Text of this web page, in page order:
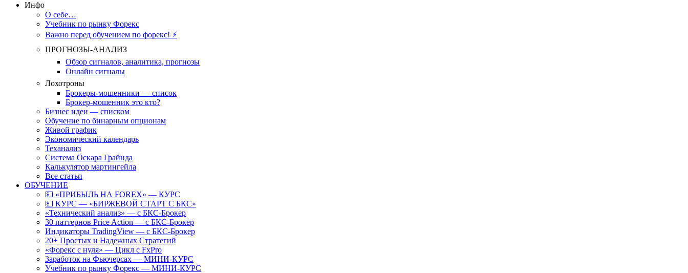
Инфо
О себе…
Учебник по рынку Форекс
Важно перед обучением по форекс! ⚡
ПРОГНОЗЫ-АНАЛИЗ
Обзор сигналов, аналитика, прогнозы
Онлайн сигналы
Лохотроны
Брокеры-мошенники — список
Брокер-мошенник это кто?
Бизнес идеи — списком
Обучение по бинарным опционам
Живой график
Экономический календарь
Теханализ
Система Оскара Грайнда
Калькулятор мартингейла
Все статьи
ОБУЧЕНИЕ
💵 «ПРИБЫЛЬ НА FOREX» — КУРС
💵 КУРС — «БИРЖЕВОЙ СТАРТ С БКС»
«Технический анализ» — с БКС-Брокер
30 паттернов Price Action — с БКС-Брокер
Индикаторы TradingView — с БКС-Брокер
20+ Простых и Надежных Стратегий
«Форекс с нуля» — Цикл с FxPro
Заработок на Фьючерсах — МИНИ-КУРС
Учебник по рынку Форекс — МИНИ-КУРС